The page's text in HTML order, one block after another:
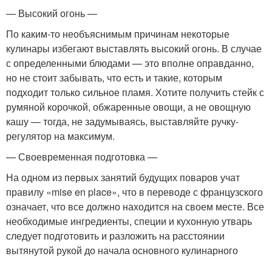
— Высокий огонь —
По каким-то необъяснимым причинам некоторые
кулинары избегают выставлять высокий огонь. В случае
с определенными блюдами — это вполне оправданно,
но не стоит забывать, что есть и такие, которым
подходит только сильное пламя. Хотите получить стейк с
румяной корочкой, обжаренные овощи, а не овощную
кашу — тогда, не задумываясь, выставляйте ручку-
регулятор на максимум.
— Своевременная подготовка —
На одном из первых занятий будущих поваров учат
правилу «mise en place», что в переводе с французского
означает, что все должно находится на своем месте. Все
необходимые ингредиенты, специи и кухонную утварь
следует подготовить и разложить на расстоянии
вытянутой рукой до начала основного кулинарного